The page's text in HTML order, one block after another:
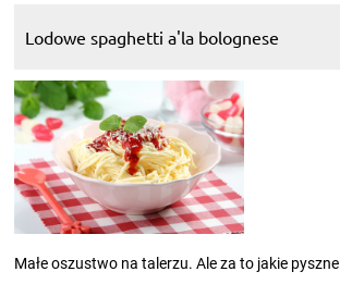
Lodowe spaghetti a'la bolognese
Małe oszustwo na talerzu. Ale za to jakie